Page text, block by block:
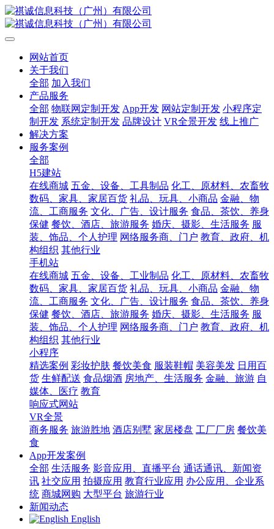
网站首页
关于我们
全部 加入我们
产品服务
全部 物联网定制开发 App开发 网站定制开发 小程序定
制开发 系统定制开发 品牌设计 VR全景开发 线上推广
解决方案
服务案例
全部
H5建站
在线商城 五金、设备、工具制品 化工、原材料、农畜牧
数码、家具、家居百货 礼品、玩具、小商品 金融、物
流、工商服务 文化、广告、设计服务 食品、茶饮、养身
保健 餐饮、酒店、旅游服务 婚庆、摄影、生活服务 服
装、饰品、个人护理 网络服务商、门户 教育、政府、机
构组织 其他行业
手机站
在线商城 五金、设备、工业制品 化工、原材料、农畜牧
数码、家具、家居百货 礼品、玩具、小商品 金融、物
流、工商服务 文化、广告、设计服务 食品、茶饮、养身
保健 餐饮、酒店、旅游服务 婚庆、摄影、生活服务 服
装、饰品、个人护理 网络服务商、门户 教育、政府、机
构组织 其他行业
小程序
精选案例 彩妆护肤 餐饮美食 服装鞋帽 美容美发 日用百
货 生鲜配送 食品烟酒 房地产、生活服务 金融、旅游 自
媒体、医疗 教育
响应式网站
VR全景
商务服务 旅游胜地 酒店别墅 家居楼盘 工厂厂房 餐饮美
食
App开发案例
全部 生活服务 影音应用、直播平台 通话通讯、新闻资
讯 社交应用 拍摄应用 教育行业应用 办公应用、企业系
统 商城网购 大型平台 旅游行业
新闻动态
English